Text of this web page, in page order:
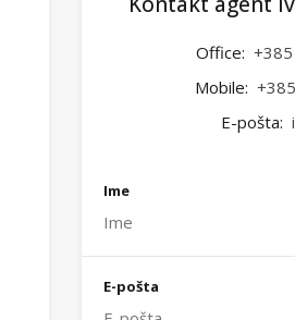
Office:
Mobile:
E-pošta:
Ime
E-pošta